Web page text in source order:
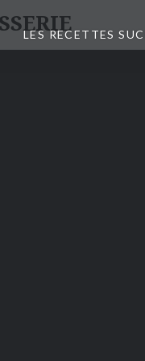
LES RECETTES